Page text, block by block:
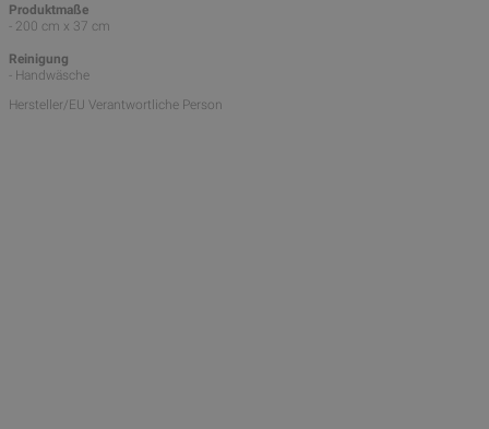
Produktmaße
- 200 cm x 37 cm
Reinigung
- Handwäsche
Hersteller/EU Verantwortliche Person